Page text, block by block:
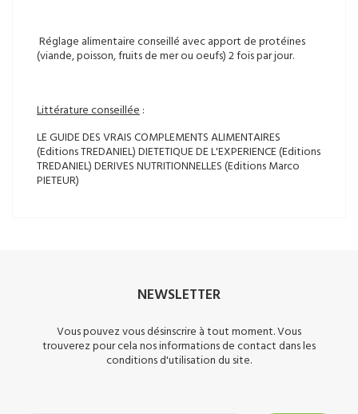
Réglage alimentaire conseillé avec apport de protéines
(viande, poisson, fruits de mer ou oeufs) 2 fois par jour.
Littérature conseillée:
LE GUIDE DES VRAIS COMPLEMENTS ALIMENTAIRES
(Editions TREDANIEL) DIETETIQUE DE L'EXPERIENCE (Editions
TREDANIEL) DERIVES NUTRITIONNELLES (Editions Marco
PIETEUR)
NEWSLETTER
Vous pouvez vous désinscrire à tout moment. Vous
trouverez pour cela nos informations de contact dans les
conditions d'utilisation du site.